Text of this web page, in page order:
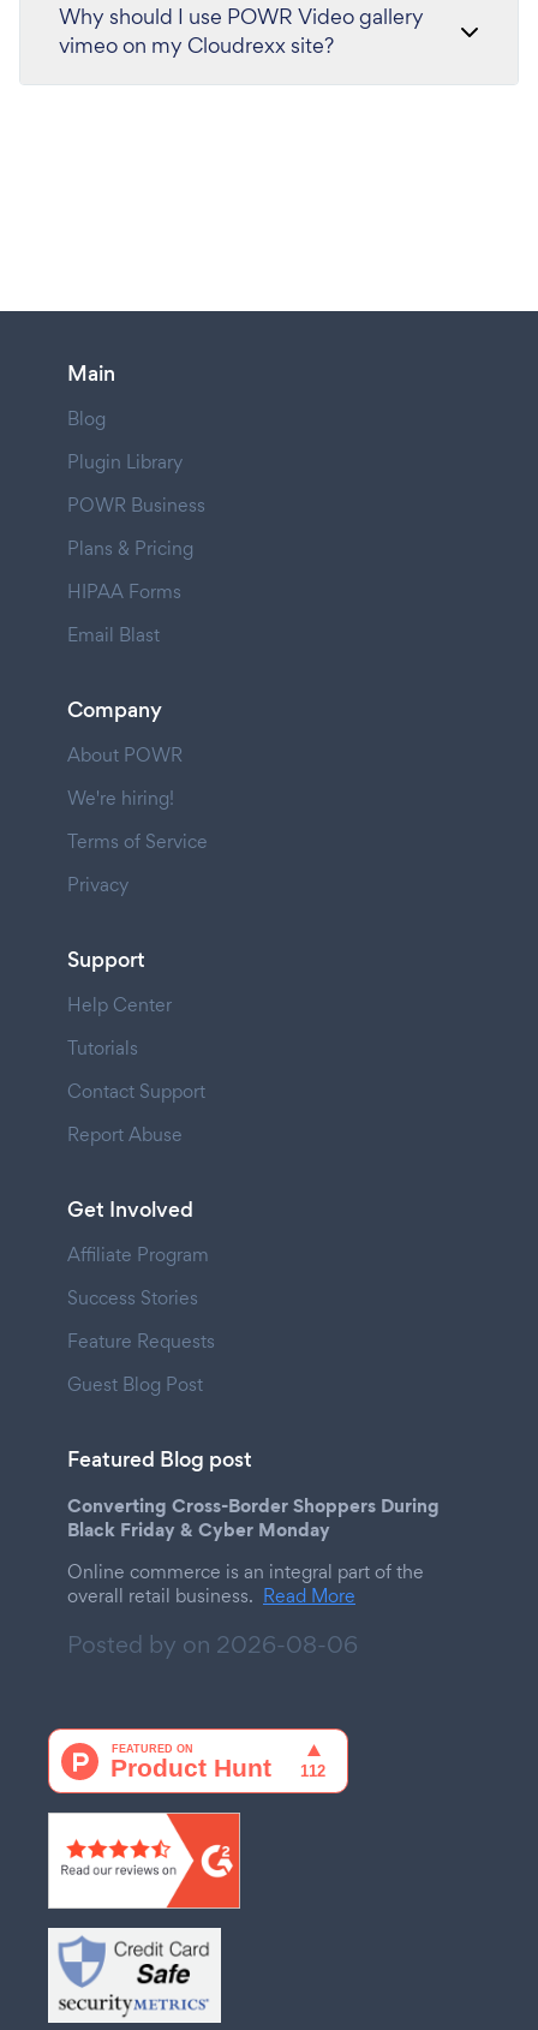
Why should I use POWR Video gallery
vimeo on my Cloudrexx site?
Main
Blog
Plugin Library
POWR Business
Plans & Pricing
HIPAA Forms
Email Blast
Company
About POWR
We're hiring!
Terms of Service
Privacy
Support
Help Center
Tutorials
Contact Support
Report Abuse
Get Involved
Affiliate Program
Success Stories
Feature Requests
Guest Blog Post
Featured Blog post
Converting Cross-Border Shoppers During
Black Friday & Cyber Monday
Online commerce is an integral part of the
overall retail business. Read More
Posted by on 2026-08-06